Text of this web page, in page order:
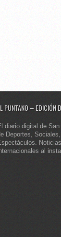
PUNTANO – EDICIÓN
diario digital de
Deportes,
al